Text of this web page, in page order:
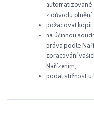
automatizované
z důvodu plnění
požadovat kopii
na účinnou
práva podle
zpracování
Nařízením,
podat stížnost u